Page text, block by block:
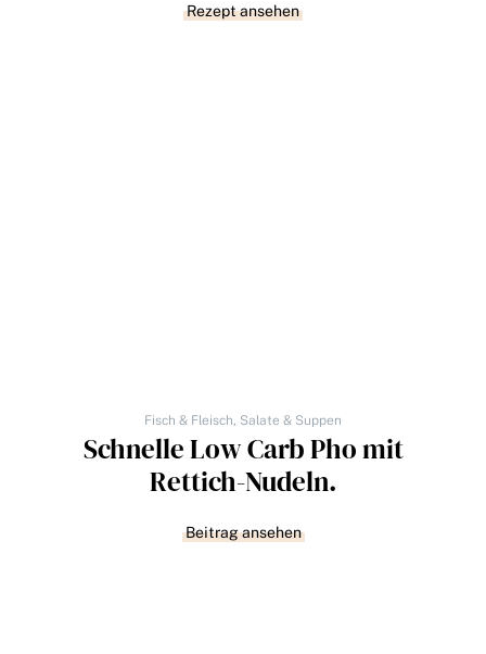
Rezept ansehen
Fisch & Fleisch, Salate & Suppen
Schnelle Low Carb Pho mit
Rettich-Nudeln.
Beitrag ansehen